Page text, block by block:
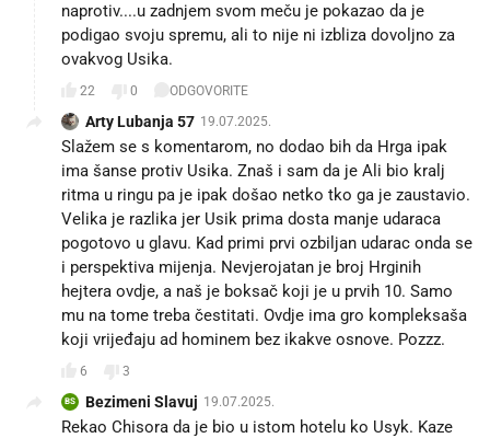
naprotiv....u zadnjem svom meču je pokazao da je
podigao svoju spremu, ali to nije ni izbliza dovoljno za
ovakvog Usika.
22 0 ODGOVORITE
Arty Lubanja 57 19.07.2025.
Slažem se s komentarom, no dodao bih da Hrga ipak
ima šanse protiv Usika. Znaš i sam da je Ali bio kralj
ritma u ringu pa je ipak došao netko tko ga je zaustavio.
Velika je razlika jer Usik prima dosta manje udaraca
pogotovo u glavu. Kad primi prvi ozbiljan udarac onda se
i perspektiva mijenja. Nevjerojatan je broj Hrginih
hejtera ovdje, a naš je boksač koji je u prvih 10. Samo
mu na tome treba čestitati. Ovdje ima gro kompleksaša
koji vrijeđaju ad hominem bez ikakve osnove. Pozzz.
6 3
BS Bezimeni Slavuj 19.07.2025.
Rekao Chisora da je bio u istom hotelu ko Usyk. Kaze